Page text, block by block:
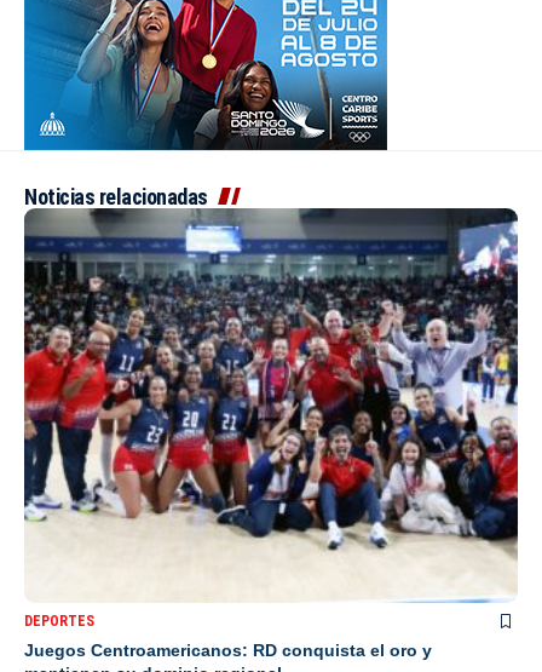
Noticias relacionadas
DEPORTES
Juegos Centroamericanos: RD conquista el oro y